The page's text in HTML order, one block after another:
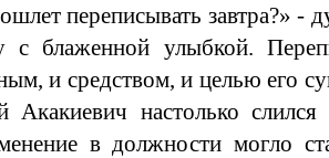
переписывать завтра?» -
с блаженной улыбкой.
и средством, и целью его
Акакиевич настолько
в должности могло